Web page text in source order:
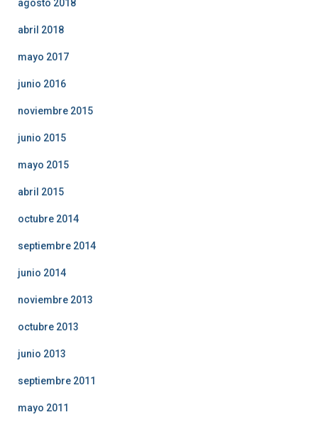
agosto 2018
abril 2018
mayo 2017
junio 2016
noviembre 2015
junio 2015
mayo 2015
abril 2015
octubre 2014
septiembre 2014
junio 2014
noviembre 2013
octubre 2013
junio 2013
septiembre 2011
mayo 2011